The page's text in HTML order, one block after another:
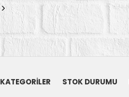
KATEGORİLER STOK DURUMU